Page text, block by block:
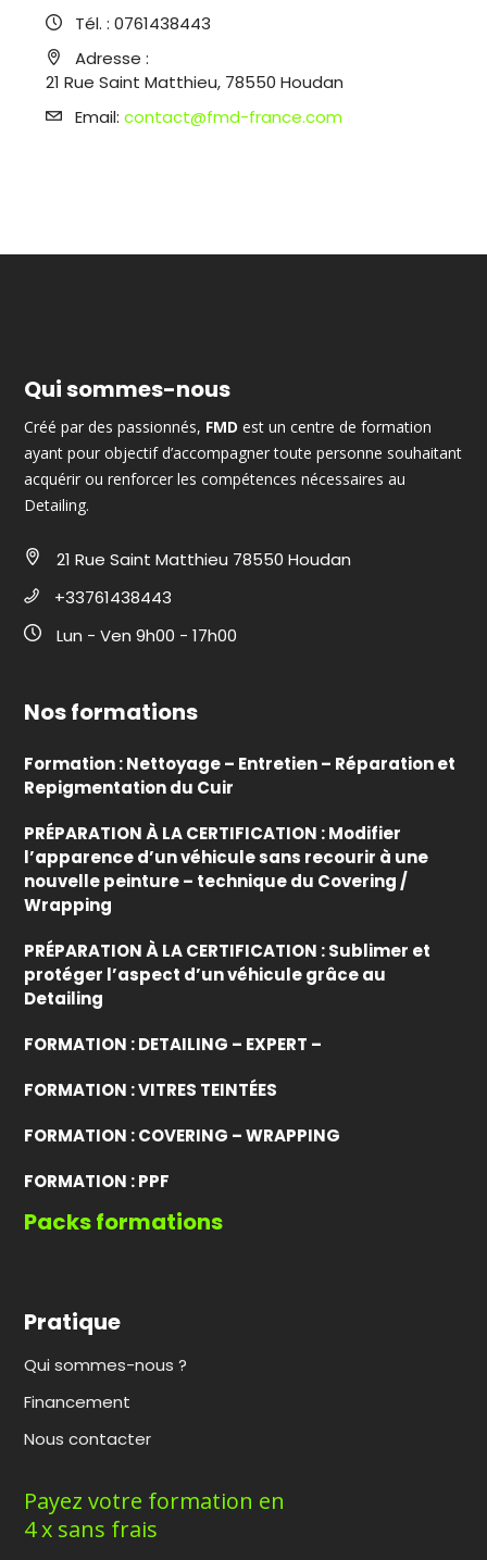
Tél. : 0761438443
Adresse :
21 Rue Saint Matthieu, 78550 Houdan
Email: contact@fmd-france.com
Qui sommes-nous
Créé par des passionnés, FMD est un centre de formation
ayant pour objectif d’accompagner toute personne souhaitant
acquérir ou renforcer les compétences nécessaires au
Detailing.
21 Rue Saint Matthieu 78550 Houdan
+33761438443
Lun - Ven 9h00 - 17h00
Nos formations
Formation : Nettoyage – Entretien – Réparation et
Repigmentation du Cuir
PRÉPARATION À LA CERTIFICATION : Modifier
l’apparence d’un véhicule sans recourir à une
nouvelle peinture – technique du Covering /
Wrapping
PRÉPARATION À LA CERTIFICATION : Sublimer et
protéger l’aspect d’un véhicule grâce au
Detailing
FORMATION : DETAILING – EXPERT –
FORMATION : VITRES TEINTÉES
FORMATION : COVERING – WRAPPING
FORMATION : PPF
Packs formations
Pratique
Qui sommes-nous ?
Financement
Nous contacter
Payez votre formation en
4 x sans frais